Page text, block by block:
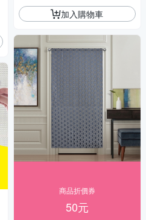
加入購物車
商品折價券
50元